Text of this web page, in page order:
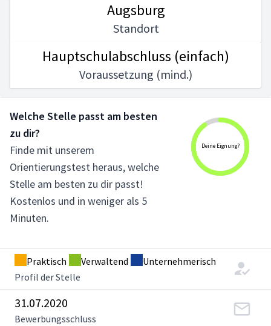
Augsburg
Standort
Hauptschulabschluss (einfach)
Voraussetzung (mind.)
Deine Eignung?
Welche Stelle passt am besten
zu dir?
Finde mit unserem
Orientierungstest heraus, welche
Stelle am besten zu dir passt!
Kostenlos und in weniger als 5
Minuten.
Praktisch Verwaltend
Unternehmerisch
Profil der Stelle
31.07.2020
Bewerbungsschluss